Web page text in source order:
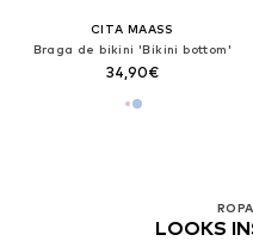
CITA MAASS
Braga de bikini 'Bikini bottom'
34,90€
LOOKS